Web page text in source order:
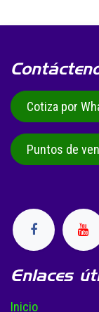
Enlaces
Inicio
Cotiza por
Puntos de